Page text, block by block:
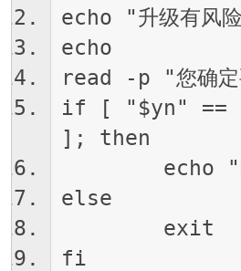
echo "升级有风
echo
read -p "您确
if [ "$yn" ==
]; then
echo
else
exit
fi